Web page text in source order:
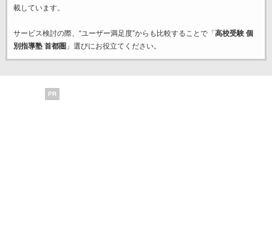
載しています。
サービス検討の際、“ユーザー満足度”からも比較することで「 高校受験 個
別指導塾 首都圏 」選びにお役立てください。
PR